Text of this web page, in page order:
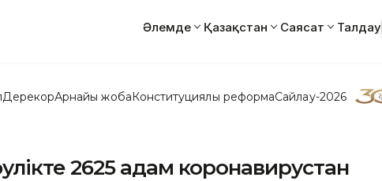
Әлемде Қазақстан Саясат Талдау
ДерекқорАрнайы жобаКонституциялық реформаСайлау-2026
2625 адам коронавирустан